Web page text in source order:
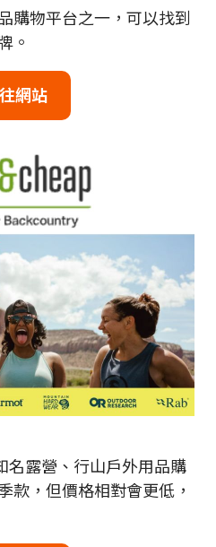
購物平台之一，可以找到
。
網站
名露營、行山戶外用品購
款，但價格相對會更低，